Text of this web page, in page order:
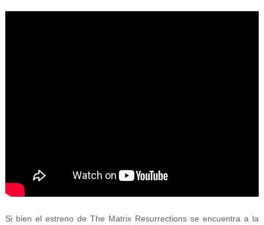
Si bien el estreno de The Matrix Resurrections se encuentra a la